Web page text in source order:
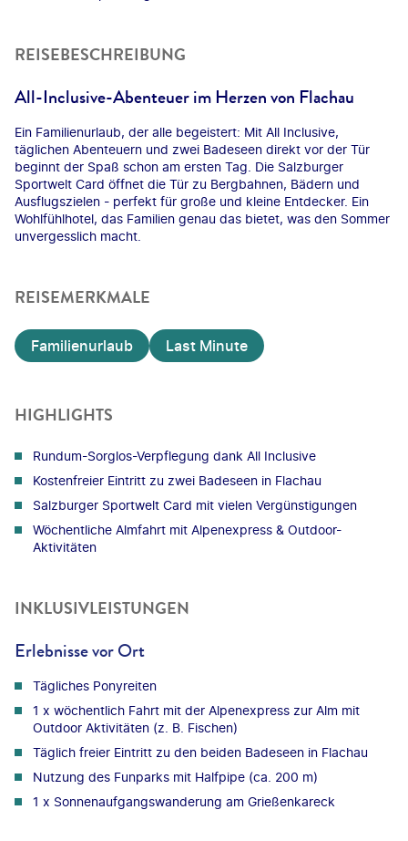
REISEBESCHREIBUNG
All-Inclusive-Abenteuer im Herzen von Flachau
Ein Familienurlaub, der alle begeistert: Mit All Inclusive,
täglichen Abenteuern und zwei Badeseen direkt vor der Tür
beginnt der Spaß schon am ersten Tag. Die Salzburger
Sportwelt Card öffnet die Tür zu Bergbahnen, Bädern und
Ausflugszielen - perfekt für große und kleine Entdecker. Ein
Wohlfühlhotel, das Familien genau das bietet, was den Sommer
unvergesslich macht.
REISEMERKMALE
Familienurlaub Last Minute
HIGHLIGHTS
Rundum-Sorglos-Verpflegung dank All Inclusive
Kostenfreier Eintritt zu zwei Badeseen in Flachau
Salzburger Sportwelt Card mit vielen Vergünstigungen
Wöchentliche Almfahrt mit Alpenexpress & Outdoor-
Aktivitäten
INKLUSIVLEISTUNGEN
Erlebnisse vor Ort
Tägliches Ponyreiten
1 x wöchentlich Fahrt mit der Alpenexpress zur Alm mit
Outdoor Aktivitäten (z. B. Fischen)
Täglich freier Eintritt zu den beiden Badeseen in Flachau
Nutzung des Funparks mit Halfpipe (ca. 200 m)
1 x Sonnenaufgangswanderung am Grießenkareck